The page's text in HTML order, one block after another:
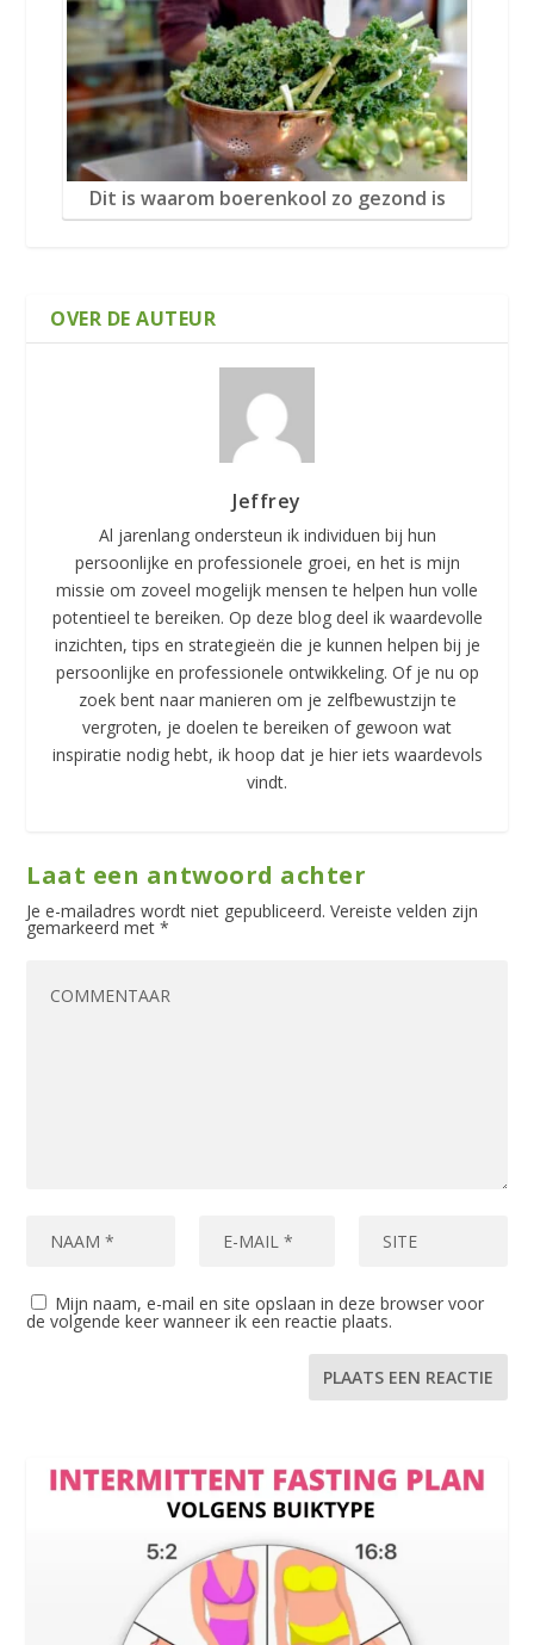
Dit is waarom boerenkool zo gezond is
OVER DE AUTEUR
Jeffrey
Al jarenlang ondersteun ik individuen bij hun
persoonlijke en professionele groei, en het is mijn
missie om zoveel mogelijk mensen te helpen hun volle
potentieel te bereiken. Op deze blog deel ik waardevolle
inzichten, tips en strategieën die je kunnen helpen bij je
persoonlijke en professionele ontwikkeling. Of je nu op
zoek bent naar manieren om je zelfbewustzijn te
vergroten, je doelen te bereiken of gewoon wat
inspiratie nodig hebt, ik hoop dat je hier iets waardevols
vindt.
Laat een antwoord achter
Je e-mailadres wordt niet gepubliceerd. Vereiste velden zijn
gemarkeerd met*
Mijn naam, e-mail en site opslaan in deze browser voor
de volgende keer wanneer ik een reactie plaats.